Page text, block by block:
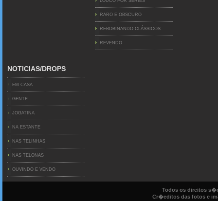
RARO E OBSCURO
REBOBINANDO CLÁSSICOS
REVENDO
NOTICIAS/DROPS
EM CASA
GENTE
JOGATINA
NA ESTANTE
NAS TELINHAS
NAS TELONAS
OUVINDO E VENDO
Todos os direitos
Cr�editos das fotos e